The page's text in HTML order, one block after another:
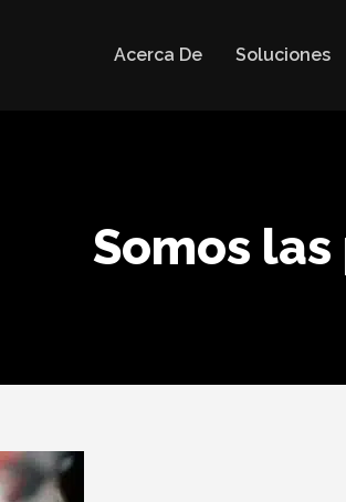
Acerca De Soluciones
Somos